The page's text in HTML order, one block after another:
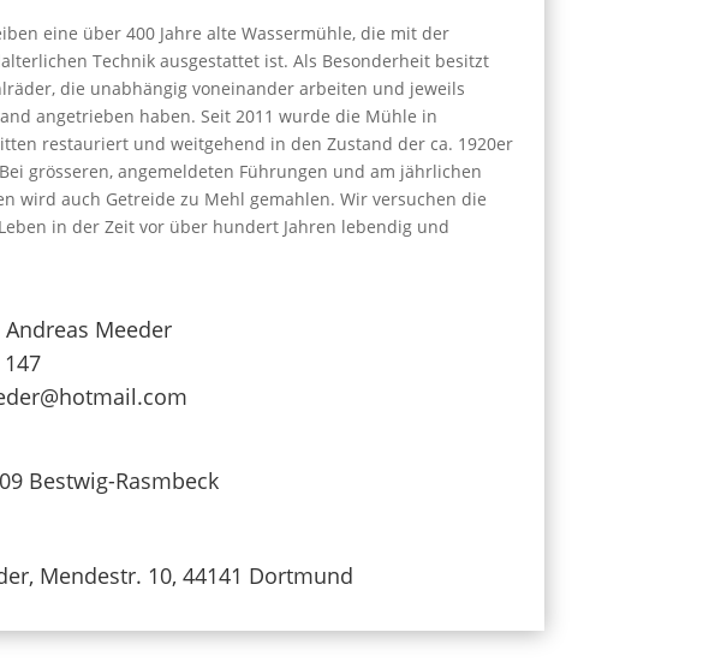
eine über 400 Jahre alte Wassermühle, die mit der
Technik ausgestattet ist. Als Besonderheit besitzt
die unabhängig voneinander arbeiten und jeweils
angetrieben haben. Seit 2011 wurde die Mühle in
restauriert und weitgehend in den Zustand der ca. 1920er
grösseren, angemeldeten Führungen und am jährlichen
wird auch Getreide zu Mehl gemahlen. Wir versuchen die
in der Zeit vor über hundert Jahren lebendig und
Andreas Meeder
Bestwig-Rasmbeck
Mendestr. 10, 44141 Dortmund